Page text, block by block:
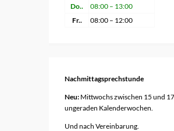
Do..
08:00 – 13:00
Fr..
08:00 – 12:00
Nachmittagsprechstunde
Neu: Mittwochs zwischen 15 und
ungeraden Kalenderwochen.
Und nach Vereinbarung.